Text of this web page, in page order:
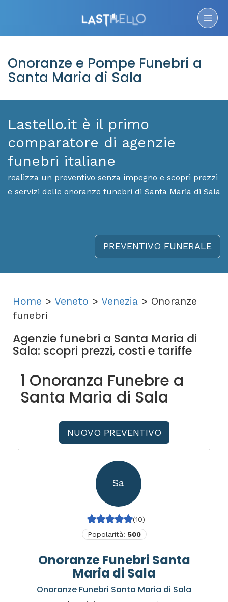
Onoranze e Pompe Funebri a
Santa Maria di Sala
Lastello.it è il primo
comparatore di agenzie
funebri italiane
realizza un preventivo senza impegno e scopri prezzi
e servizi delle onoranze funebri di Santa Maria di Sala
PREVENTIVO FUNERALE
Home > Veneto > Venezia > Onoranze
funebri
Agenzie funebri a Santa Maria di
Sala: scopri prezzi, costi e tariffe
1 Onoranza Funebre a
Santa Maria di Sala
NUOVO PREVENTIVO
Sa
(10)
Popolarità: 500
Onoranze Funebri Santa
Maria di Sala
Onoranze Funebri Santa Maria di Sala